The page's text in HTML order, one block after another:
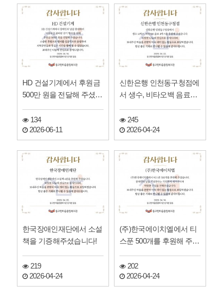
HD 건설기계에서 후원금
500만 원을 전달해 주셨습
134
2026-06-11
신한은행 인천동구청점에
서 생수, 비타오백 음료를
245
2026-04-24
한국장애인재단에서 소설
책을 기증해주셨습니다!
219
2026-04-24
(주)한국에이치엘에서 티
스푼 500개를 후원해 주셨
202
2026-04-24